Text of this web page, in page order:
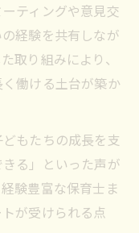
補助金情報
就業環境を実現
条件と申請ポイ
円支給の最新
金活用法
ポート活用法
ティングや意見交
経験を共有しなが
取り組みにより、
働ける土台が築か
もたちの成長を支
る」といった声が
験豊富な保育士ま
が受けられる点